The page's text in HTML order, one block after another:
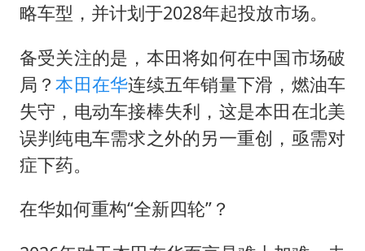
略车型，并计划于2028年起投放市场。
备受关注的是，本田将如何在中国市场破
局？本田在华连续五年销量下滑，燃油车
失守，电动车接棒失利，这是本田在北美
误判纯电车需求之外的另一重创，亟需对
症下药。
在华如何重构“全新四轮”？